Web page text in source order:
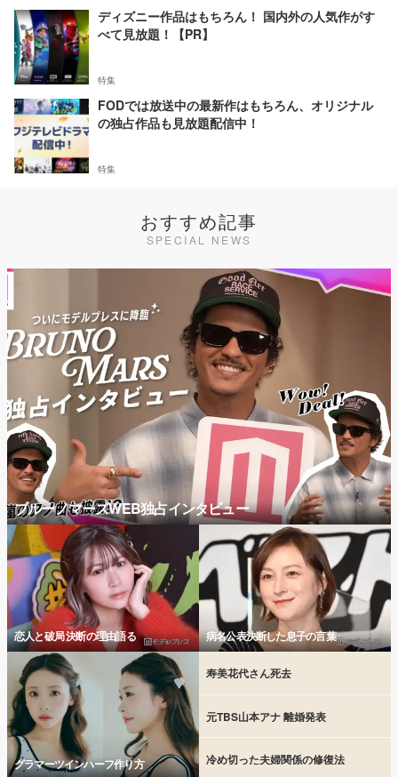
ディズニー作品はもちろん！ 国内外の人気作がす
べて見放題！【PR】
特集
FODでは放送中の最新作はもちろん、オリジナル
の独占作品も見放題配信中！
特集
おすすめ記事
SPECIAL NEWS
ブルーノマーズWEB独占インタビュー
恋人と破局 決断の理由語る 病名公表決断した息子の言葉
グラマーツインハーフ作り方
寿美花代さん死去
元TBS山本アナ 離婚発表
冷め切った夫婦関係の修復法